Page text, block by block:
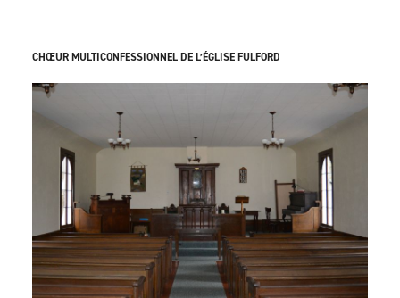
CHŒUR MULTICONFESSIONNEL DE L’ÉGLISE FULFORD